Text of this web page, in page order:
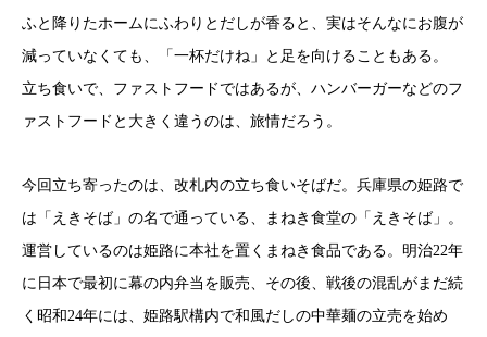
ふと降りたホームにふわりとだしが香ると、実はそんなにお腹が
減っていなくても、「一杯だけね」と足を向けることもある。
立ち食いで、ファストフードではあるが、ハンバーガーなどのフ
ァストフードと大きく違うのは、旅情だろう。
今回立ち寄ったのは、改札内の立ち食いそばだ。兵庫県の姫路で
は「えきそば」の名で通っている、まねき食堂の「えきそば」。
運営しているのは姫路に本社を置くまねき食品である。明治22年
に日本で最初に幕の内弁当を販売、その後、戦後の混乱がまだ続
く昭和24年には、姫路駅構内で和風だしの中華麺の立売を始め